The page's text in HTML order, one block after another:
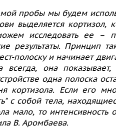
пробы мы будем
выделяется кортизол,
исследовать ее –
результаты. Принцип
полоску и начинает
она показывает,
одна полоска
кортизола. Если его
с собой тела,
мало, то интенсивность
В. Аромбаева.